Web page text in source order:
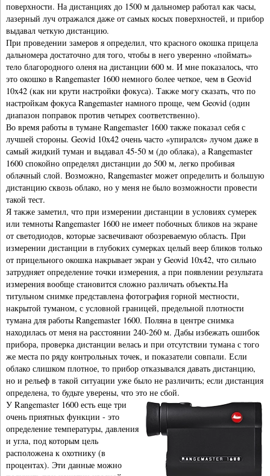
поверхности. На дистанциях до 1500 м дальномер работал как часы,
лазерный луч отражался даже от самых косых поверхностей, и прибор
выдавал четкую дистанцию.
При проведении замеров я определил, что красного окошка прицела
дальномера достаточно для того, чтобы в него уверенно «поймать»
тело благородного оленя на дистанции 600 м. И мне показалось, что
это окошко в Rangemaster 1600 немного более четкое, чем в Geovid
10x42 (как ни крути настройки фокуса). Также могу сказать, что по
настройкам фокуса Rangemaster намного проще, чем Geovid (один
диапазон поправок против четырех соответственно).
Во время работы в тумане Rangemaster 1600 также показал себя с
лучшей стороны. Geovid 10x42 очень часто «упирался» лучом даже в
самый жидкий туман и выдавал 45-50 м (до облака), а Rangemaster
1600 спокойно определял дистанции до 500 м, легко пробивая
облачный слой. Возможно, Rangemaster может определить и большую
дистанцию сквозь облако, но у меня не было возможности провести
такой тест.
Я также заметил, что при измерении дистанции в условиях сумерек
или темноты Rangemaster 1600 не имеет побочных бликов на экране
от светодиодов, которые засвечивают обозреваемую область. При
измерении дистанции в глубоких сумерках целый веер бликов только
от прицельного окошка накрывает экран у Geovid 10x42, что сильно
затрудняет определение точки измерения, а при появлении результата
измерения вообще становится сложно различать объекты.На
титульном снимке представлена фотография горной местности,
накрытой туманом, с условной границей, предельной плотности
тумана для работы Rangemaster 1600. Поляна в центре снимка
находилась от меня на расстоянии 240-260 м. Дабы избежать ошибок
прибора, проверка дистанции велась и при отсутствии тумана с того
же места по ряду контрольных точек, и показатели совпали. Если
облако слишком плотное, то прибор отказывался давать дистанцию,
но и рельеф в такой ситуации уже было не различить; если дистанция
определена, то будьте уверены, что это не сбой.
У Rangemaster 1600 есть еще три
очень приятных функции - это
определение температуры, давления
и угла, под которым цель
расположена к охотнику (в
процентах). Эти данные можно